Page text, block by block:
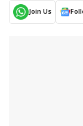
Join Us